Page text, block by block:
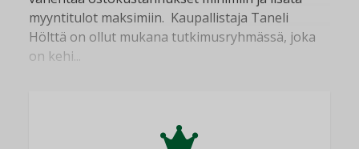
myyntitulot maksimiin. Kaupallistaja Taneli
Hölttä on ollut mukana tutkimusryhmässä, joka
on kehi...